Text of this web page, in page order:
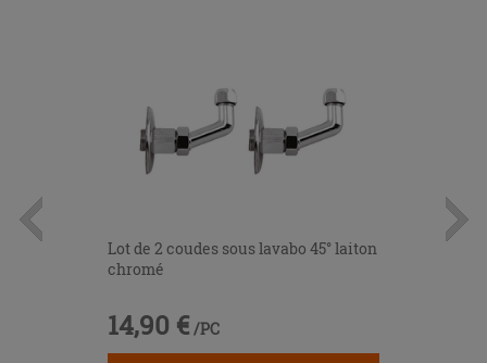
Lot de 2 coudes sous lavabo 45° laiton
chromé
14,90 € /PC